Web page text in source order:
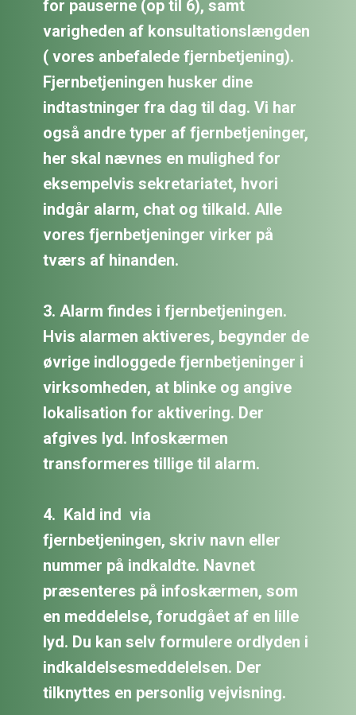
for pauserne (op til 6), samt
varigheden af konsultationslængden
( vores anbefalede fjernbetjening).
Fjernbetjeningen husker dine
indtastninger fra dag til dag. Vi har
også andre typer af fjernbetjeninger,
her skal nævnes en mulighed for
eksempelvis sekretariatet, hvori
indgår alarm, chat og tilkald. Alle
vores fjernbetjeninger virker på
tværs af hinanden.
3. Alarm findes i fjernbetjeningen.
Hvis alarmen aktiveres, begynder de
øvrige indloggede fjernbetjeninger i
virksomheden, at blinke og angive
lokalisation for aktivering. Der
afgives lyd. Infoskærmen
transformeres tillige til alarm.
4. Kald ind via
fjernbetjeningen, skriv navn eller
nummer på indkaldte. Navnet
præsenteres på infoskærmen, som
en meddelelse, forudgået af en lille
lyd. Du kan selv formulere ordlyden i
indkaldelsesmeddelelsen. Der
tilknyttes en personlig vejvisning.